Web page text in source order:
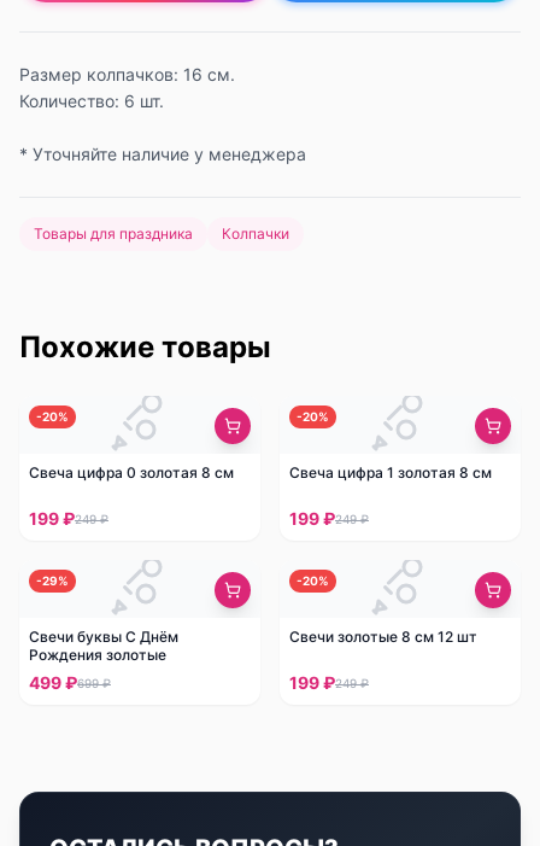
Размер колпачков: 16 см.
Количество: 6 шт.
* Уточняйте наличие у менеджера
Товары для праздника Колпачки
Похожие товары
-20%
Свеча цифра 0 золотая 8 см
199 ₽249 ₽
-20%
Свеча цифра 1 золотая 8 см
199 ₽249 ₽
-29%
Свечи буквы С Днём
Рождения золотые
499 ₽699 ₽
-20%
Свечи золотые 8 см 12 шт
199 ₽249 ₽